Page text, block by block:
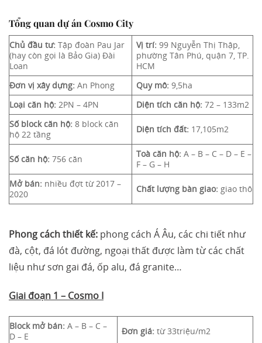
Tổng quan dự án Cosmo City
Chủ đầu tư: Tập đoàn Pau Jar
(hay còn gọi là Bảo Gia) Đài
Loan
Vị trí:99 Nguyễn Thị Thập,
phường Tân Phú, quận 7, TP.
HCM
Đơn vị xây dựng: An Phong Quy mô: 9,5ha
Loại căn hộ: 2PN – 4PN Diện tích căn hộ:72 – 133m2
Số block căn hộ: 8 block căn
hộ 22 tầng
Diện tích đất: 17,105m2
Số căn hộ: 756 căn Toà căn hộ: A – B – C – D – E –
F – G – H
Mở bán: nhiều đợt từ 2017 –
2020
Chất lượng bàn giao: giao thô
Phong cách thiết kế: phong cách Á Âu, các chi tiết như
đà, cột, đá lót đường, ngoại thất được làm từ các chất
liệu như sơn gai đá, ốp alu, đá granite…
Giai đoạn 1 – Cosmo I
Block mở bán: A – B – C –
D – E
Đơn giá:từ 33triệu/m2